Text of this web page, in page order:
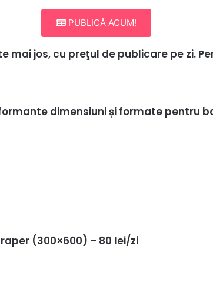
PUBLICĂ ACUM!
mai jos, cu preţul de publicare pe zi.
dimensiuni și formate pentru
(300×600) – 80 lei/zi